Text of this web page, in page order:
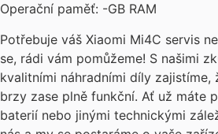
Operační paměť: -GB RAM
Potřebuje váš Xiaomi Mi4C servis
se, rádi vám pomůžeme! S našimi
kvalitními náhradními díly zajistíme,
brzy zase plně funkční. Ať už máte
baterií nebo jinými technickými